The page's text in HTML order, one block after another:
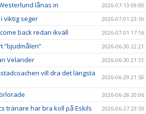
lånas in 2026-07-13 09:00
viktig seger 2026-07-01 23:10
back redan ikväll 2026-07-01 17:16
”bjudmålen” 2026-06-30 22:21
Velander 2026-06-30 21:51
vill dra det längsta
2026-06-29 21:50
2026-06-28 20:06
tränare har bra koll på Eskils 2026-06-27 23:53